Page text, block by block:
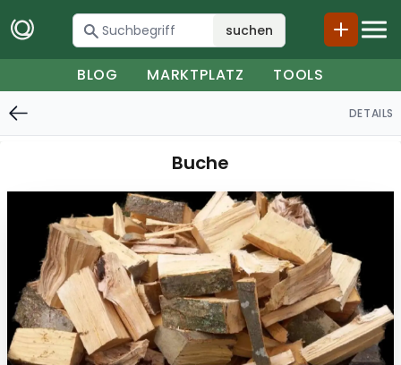
suchen
BLOG MARKTPLATZ TOOLS
DETAILS
Buche